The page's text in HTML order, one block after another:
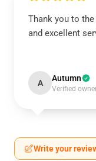
Thank you to
and excellent
A Autumn
Verified
Write your